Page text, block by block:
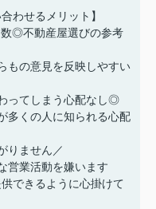
わせるメリット】
◎不動産屋選びの参考
もの意見を反映しやすい
ってしまう心配なし◎
多くの人に知られる心配
りません／
営業活動を嫌います
できるように心掛けて